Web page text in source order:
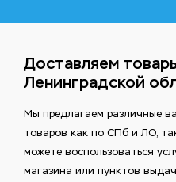
Доставляем
Ленинградской
Мы предлагаем различные
товаров как по СПб и ЛО,
можете воспользоваться
магазина или пунктов